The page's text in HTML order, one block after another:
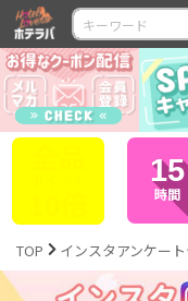
15
時間
TOP